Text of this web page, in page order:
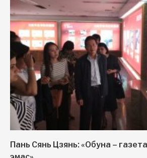
Пань Сянь Цзянь: «Обуна –